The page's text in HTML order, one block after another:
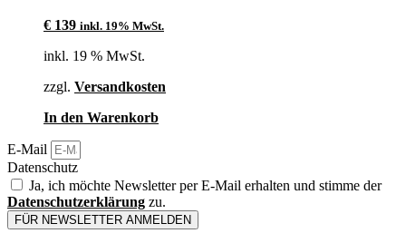
€ 139 inkl. 19% MwSt.
inkl. 19 % MwSt.
zzgl. Versandkosten
In den Warenkorb
E-Mail
Datenschutz
Ja, ich möchte Newsletter per E-Mail erhalten und stimme der
Datenschutzerklärung zu.
FÜR NEWSLETTER ANMELDEN